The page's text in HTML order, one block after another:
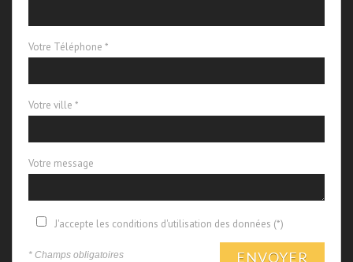
Votre Téléphone *
Votre ville *
Votre message
J'accepte les conditions d'utilisation des données (*)
* Champs obligatoires ENVOYER